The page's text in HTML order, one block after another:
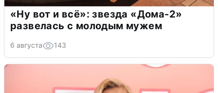
«Ну вот и всё»: звезда «Дома-2»
развелась с молодым мужем
6 августа 143